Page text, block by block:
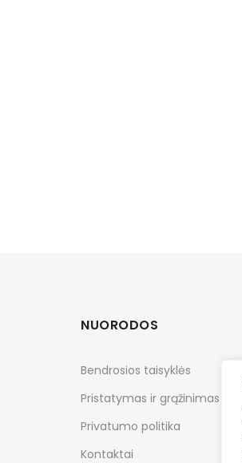
NUORODOS
Bendrosios taisyklės
Pristatymas ir grąžinimas
Privatumo politika
Kontaktai